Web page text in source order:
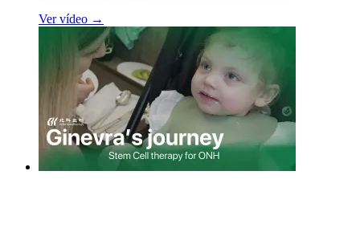
Ver vídeo →